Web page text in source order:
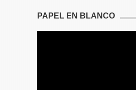
PAPEL EN BLANCO